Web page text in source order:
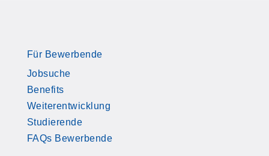
Für Bewerbende
Jobsuche
Benefits
Weiterentwicklung
Studierende
FAQs Bewerbende